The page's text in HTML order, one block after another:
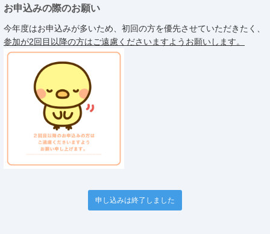
お申込みの際のお願い
今年度はお申込みが多いため、初回の方を優先させていただきたく、
参加が2回目以降の方はご遠慮くださいますようお願いします。
申し込みは終了しました